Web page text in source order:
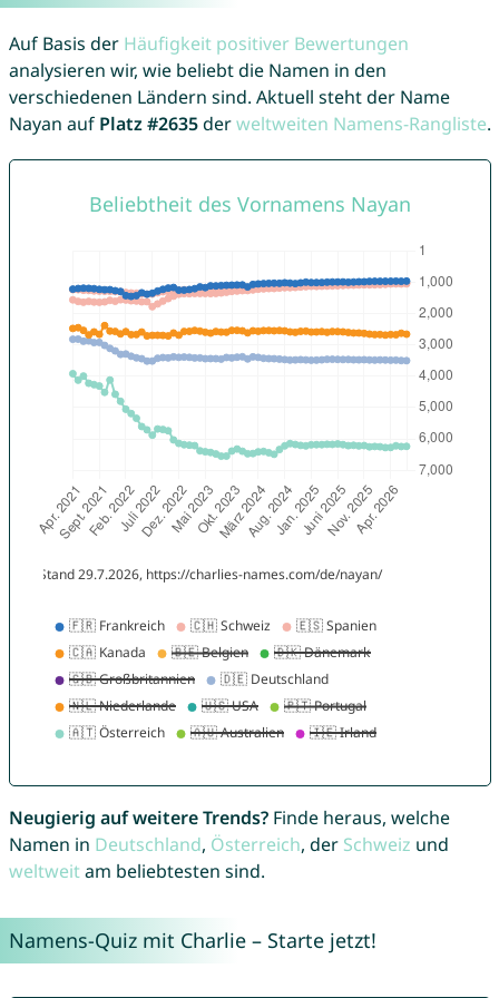
Auf Basis der Häufigkeit positiver Bewertungen
analysieren wir, wie beliebt die Namen in den
verschiedenen Ländern sind. Aktuell steht der Name
Nayan auf Platz #2635derweltweiten Namens-Rangliste.
Neugierig auf weitere Trends?Finde heraus, welche
Namen in Deutschland, Österreich, der Schweiz und
weltweitam beliebtesten sind.
Namens-Quiz mit Charlie – Starte jetzt!